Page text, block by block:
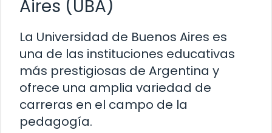
Aires (UBA)
La Universidad de Buenos Aires es
una de las instituciones educativas
más prestigiosas de Argentina y
ofrece una amplia variedad de
carreras en el campo de la
pedagogía.